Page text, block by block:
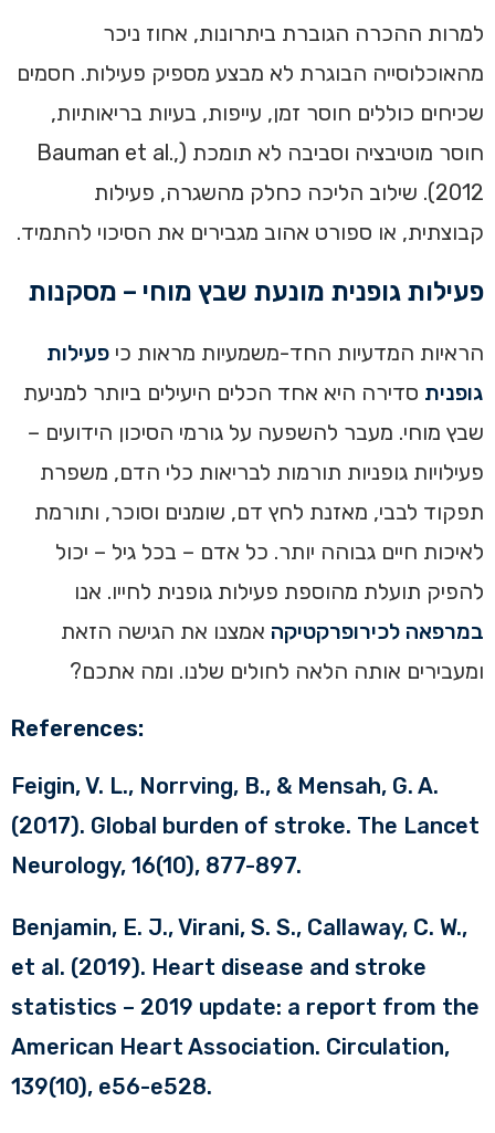
למרות ההכרה הגוברת ביתרונות, אחוז ניכר
מהאוכלוסייה הבוגרת לא מבצע מספיק פעילות. חסמים
שכיחים כוללים חוסר זמן, עייפות, בעיות בריאותיות,
חוסר מוטיבציה וסביבה לא תומכת (Bauman et al.,
2012). שילוב הליכה כחלק מהשגרה, פעילות
קבוצתית, או ספורט אהוב מגבירים את הסיכוי להתמיד.
פעילות גופנית מונעת שבץ מוחי – מסקנות
הראיות המדעיות החד-משמעיות מראות כי פעילות
גופנית סדירה היא אחד הכלים היעילים ביותר למניעת
שבץ מוחי. מעבר להשפעה על גורמי הסיכון הידועים –
פעילויות גופניות תורמות לבריאות כלי הדם, משפרת
תפקוד לבבי, מאזנת לחץ דם, שומנים וסוכר, ותורמת
לאיכות חיים גבוהה יותר. כל אדם – בכל גיל – יכול
להפיק תועלת מהוספת פעילות גופנית לחייו. אנו
במרפאה לכירופרקטיקה אמצנו את הגישה הזאת
ומעבירים אותה הלאה לחולים שלנו. ומה אתכם?
References:
Feigin, V. L., Norrving, B., & Mensah, G. A.
(2017). Global burden of stroke. The Lancet
Neurology, 16(10), 877-897.
Benjamin, E. J., Virani, S. S., Callaway, C. W.,
et al. (2019). Heart disease and stroke
statistics – 2019 update: a report from the
American Heart Association. Circulation,
139(10), e56-e528.